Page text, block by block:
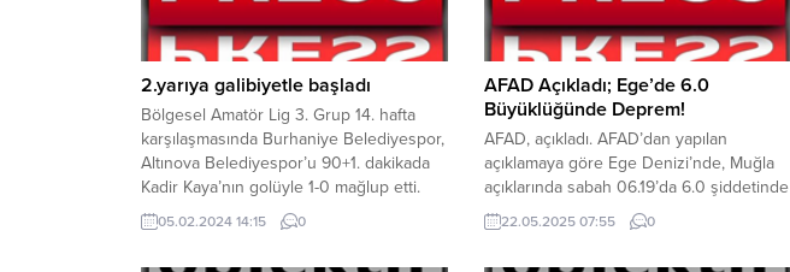
2.yarıya galibiyetle başladı
Bölgesel Amatör Lig 3. Grup 14. hafta
karşılaşmasında Burhaniye Belediyespor,
Altınova Belediyespor’u 90+1. dakikada
Kadir Kaya’nın golüyle 1-0 mağlup etti.
Burhaniye Spor Toto Stadında oynanan
mücadelede ilk yarı 0-0 sona erdi. 90+1.
05.02.2024 14:15 0
AFAD Açıkladı; Ege’de 6.0
Büyüklüğünde Deprem!
AFAD, açıkladı. AFAD’dan yapılan
açıklamaya göre Ege Denizi’nde, Muğla
açıklarında sabah 06.19’da 6.0 şiddetinde
deprem oldu. Afet ve Acil Durum
Yönetimi Başkanlığı (AFAD) sosyal medya
22.05.2025 07:55 0